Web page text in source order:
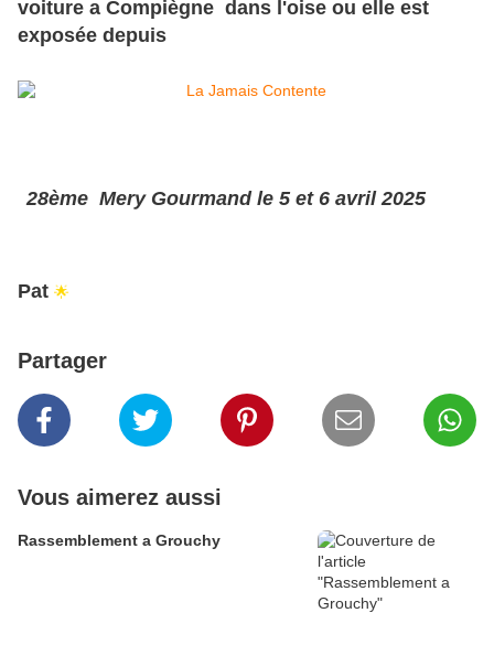
voiture a Compiègne dans l'oise ou elle est
exposée depuis
28ème Mery Gourmand le 5 et 6 avril 2025
Pat 🌟
Partager
Vous aimerez aussi
Rassemblement a Grouchy